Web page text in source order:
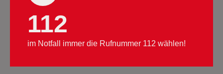
112
im Notfall immer die Rufnummer 112 wählen!